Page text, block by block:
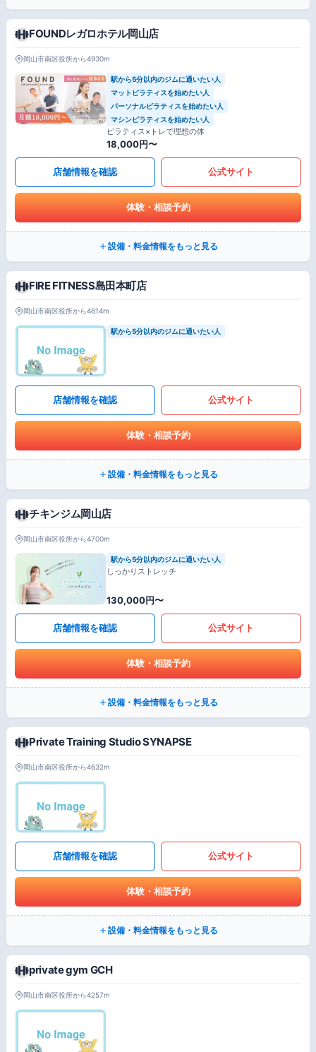
FOUNDレガロホテル岡山店
岡山市南区役所から4930m
駅から5分以内のジムに通いたい人
マットピラティスを始めたい人
パーソナルピラティスを始めたい人
マシンピラティスを始めたい人
ピラティス×トレで理想の体
18,000円〜
店舗情報を確認 公式サイト
体験・相談予約
設備・料金情報をもっと見る
FIRE FITNESS島田本町店
岡山市南区役所から4614m
駅から5分以内のジムに通いたい人
店舗情報を確認 公式サイト
体験・相談予約
設備・料金情報をもっと見る
チキンジム岡山店
岡山市南区役所から4700m
駅から5分以内のジムに通いたい人
しっかりストレッチ
130,000円〜
店舗情報を確認 公式サイト
体験・相談予約
設備・料金情報をもっと見る
Private Training Studio SYNAPSE
岡山市南区役所から4632m
店舗情報を確認 公式サイト
体験・相談予約
設備・料金情報をもっと見る
private gym GCH
岡山市南区役所から4257m